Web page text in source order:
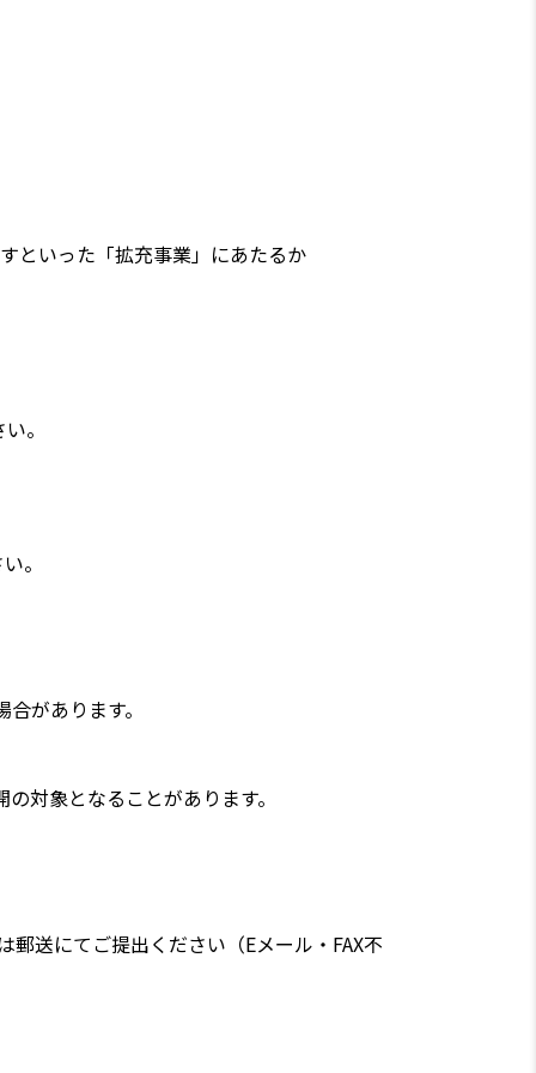
といった「拡充事業」にあたるか
。
。
があります。
対象となることがあります。
送にてご提出ください（Eメール・FAX不